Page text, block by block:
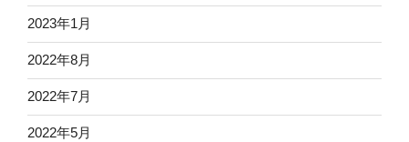
2023年1月
2022年8月
2022年7月
2022年5月